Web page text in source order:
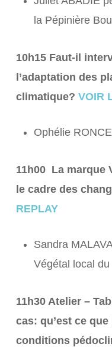
la Pépinière
10h15 Faut-il
l’adaptation des
climatique? VOIR
Ophélie
11h00 La marque
le cadre des
REPLAY
Sandra
Végétal local
11h30 Atelier –
cas: qu’est ce
conditions